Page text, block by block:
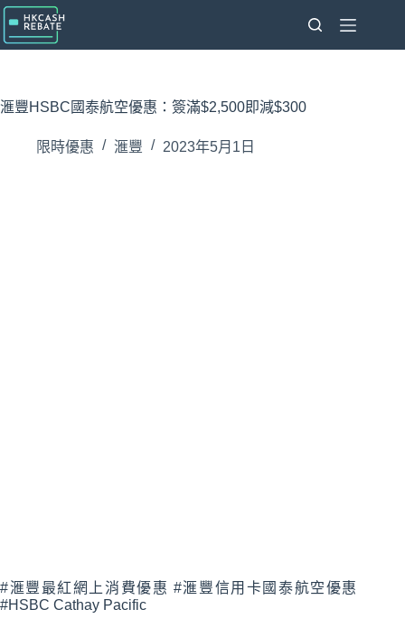
跳
至
主
內
滙豐HSBC國泰航空優惠：簽滿$2,500即減$300
限時優惠 滙豐 2023年5月1日
#滙豐最紅網上消費優惠 #滙豐信用卡國泰航空優惠
#HSBC Cathay Pacific